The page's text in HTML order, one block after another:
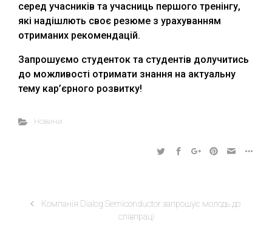
серед учасників та учасниць першого тренінгу,
які надішлють своє резюме з урахуванням
отриманих рекомендацій.
Запрошуємо студенток та студентів долучитись
до можливості отримати знання на актуальну
тему кар’єрного розвитку!
Новини
Компанія Dialog Semiconductor запрошує молодь до
співпраці